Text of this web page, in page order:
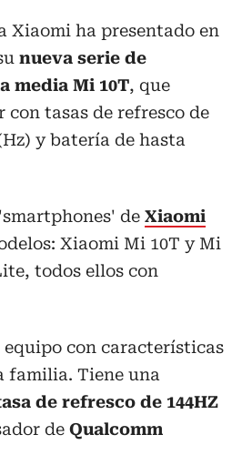
Xiaomi ha presentado en
nueva serie de
media Mi 10T, que
con tasas de refresco de
y batería de hasta
de Xiaomi
Xiaomi Mi 10T y Mi
todos ellos con
equipo con características
familia. Tiene una
de refresco de 144HZ
de Qualcomm